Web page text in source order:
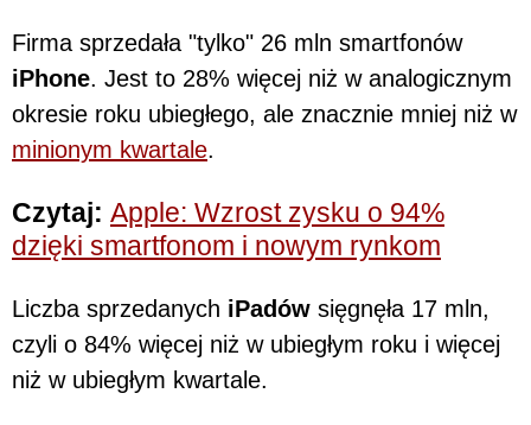
Firma sprzedała "tylko" 26 mln smartfonów
iPhone. Jest to 28% więcej niż w analogicznym
okresie roku ubiegłego, ale znacznie mniej niż w
minionym kwartale.
Czytaj: Apple: Wzrost zysku o 94%
dzięki smartfonom i nowym rynkom
Liczba sprzedanych iPadów sięgnęła 17 mln,
czyli o 84% więcej niż w ubiegłym roku i więcej
niż w ubiegłym kwartale.